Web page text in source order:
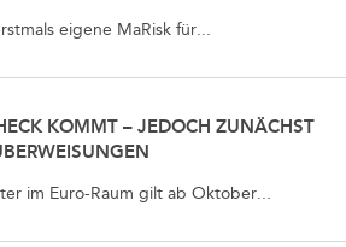
eigene MaRisk für...
KOMMT – JEDOCH ZUNÄCHST
im Euro-Raum gilt ab Oktober...